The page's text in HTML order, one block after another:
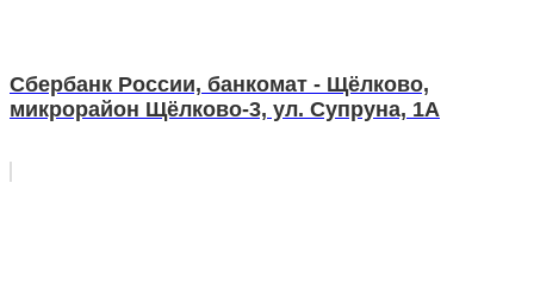
Сбербанк России, банкомат - Щёлково,
микрорайон Щёлково-3, ул. Супруна, 1А